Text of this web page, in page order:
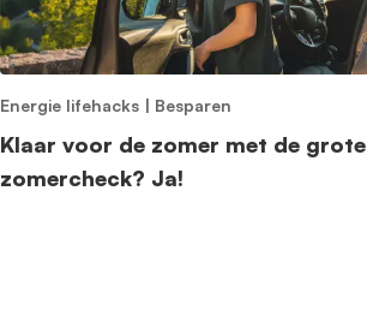
Energie lifehacks | Besparen
Klaar voor de zomer met de grote
zomercheck? Ja!